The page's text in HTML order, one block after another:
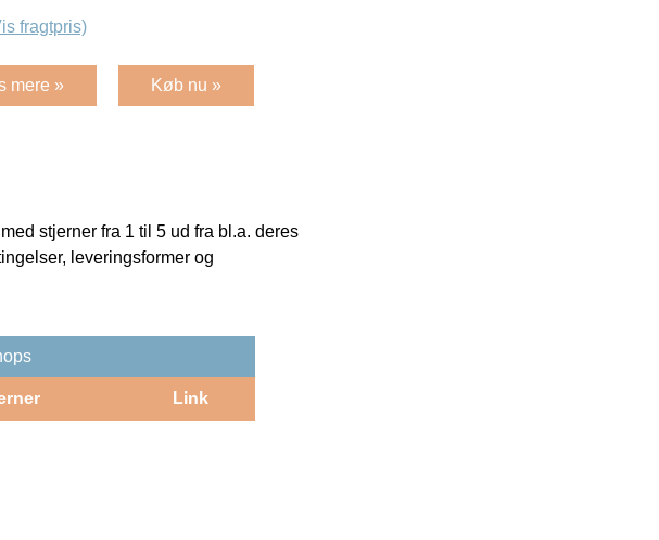
fragtpris)
mere » Køb nu »
stjerner fra 1 til 5 ud fra bl.a. deres
leveringsformer og
Link